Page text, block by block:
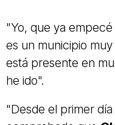
"Yo, que ya
es un municipio
está presente en
he ido".
"Desde el primer